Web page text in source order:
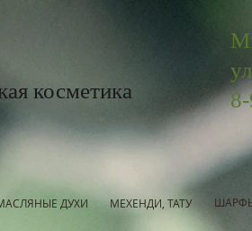
косметика
ДУХИ МЕХЕНДИ, ТАТУ